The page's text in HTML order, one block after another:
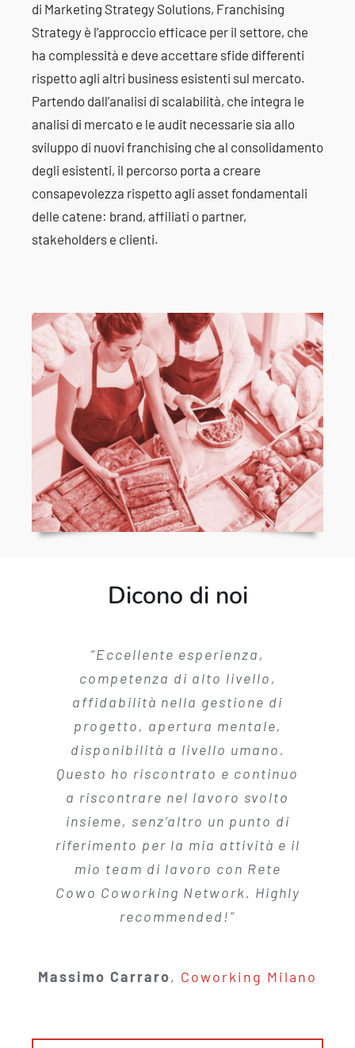
di Marketing Strategy Solutions, Franchising
Strategy è l’approccio efficace per il settore, che
ha complessità e deve accettare sfide differenti
rispetto agli altri business esistenti sul mercato.
Partendo dall’analisi di scalabilità, che integra le
analisi di mercato e le audit necessarie sia allo
sviluppo di nuovi franchising che al consolidamento
degli esistenti, il percorso porta a creare
consapevolezza rispetto agli asset fondamentali
delle catene: brand, affiliati o partner,
stakeholders e clienti.
Dicono di noi
“Seguo Silvia da diverso tempo, e
ho avuto spesso modo di
apprezzarla come professionista
esperta di strategie legate ai
franchising. Recentemente ho
però conosciuto anche il suo lato
altruista e, oserei dire,
scientifico: da perfetta
conoscitrice del campo in cui
lavora, Silvia non si risparmia
nella divulgazione della
conoscenza, fornendo un aiuto
strategia per la propria azienda.
parola non potrei che dire:
“Eccellente esperienza,
competenza di alto livello,
affidabilità nella gestione di
progetto, apertura mentale,
disponibilità a livello umano.
Questo ho riscontrato e continuo
a riscontrare nel lavoro svolto
insieme, senz’altro un punto di
riferimento per la mia attività e il
mio team di lavoro con Rete
Cowo Coworking Network. Highly
recommended!”
Massimo Carraro, Coworking Milano